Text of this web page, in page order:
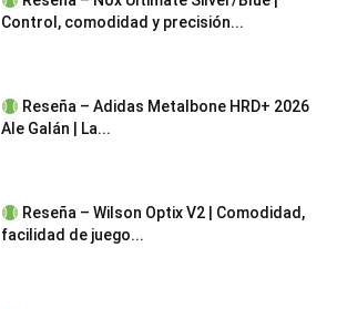
Control, comodidad y precisión...
Reseña – Adidas Metalbone HRD+ 2026
Ale Galán | La...
Reseña – Wilson Optix V2 | Comodidad,
facilidad de juego...